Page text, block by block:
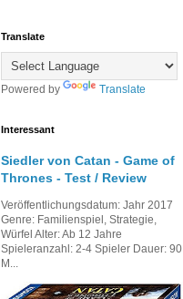
Translate
Powered by Translate
Interessant
Siedler von Catan - Game of
Thrones - Test / Review
Veröffentlichungsdatum: Jahr 2017
Genre: Familienspiel, Strategie,
Würfel Alter: Ab 12 Jahre
Spieleranzahl: 2-4 Spieler Dauer: 90
M...